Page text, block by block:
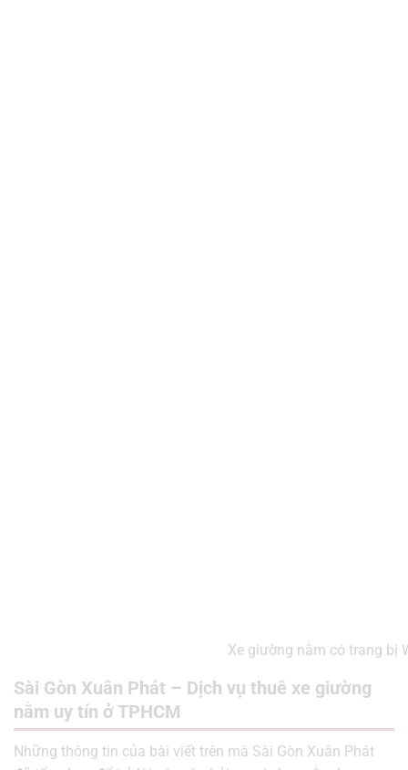
Xe giường nằm có trang bị
Sài Gòn Xuân Phát – Dịch vụ thuê xe giường
nằm uy tín ở TPHCM
Những thông tin của bài viết trên mà Sài Gòn Xuân Phát